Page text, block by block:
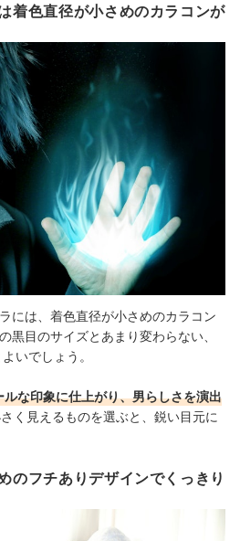
着色直径が小さめのカラコンが
には、着色直径が小さめのカラコン
黒目のサイズとあまり変わらない、
よいでしょう。
な印象に仕上がり、男らしさを演出
く見えるものを選ぶと、鋭い目元に
のフチありデザインでくっきり